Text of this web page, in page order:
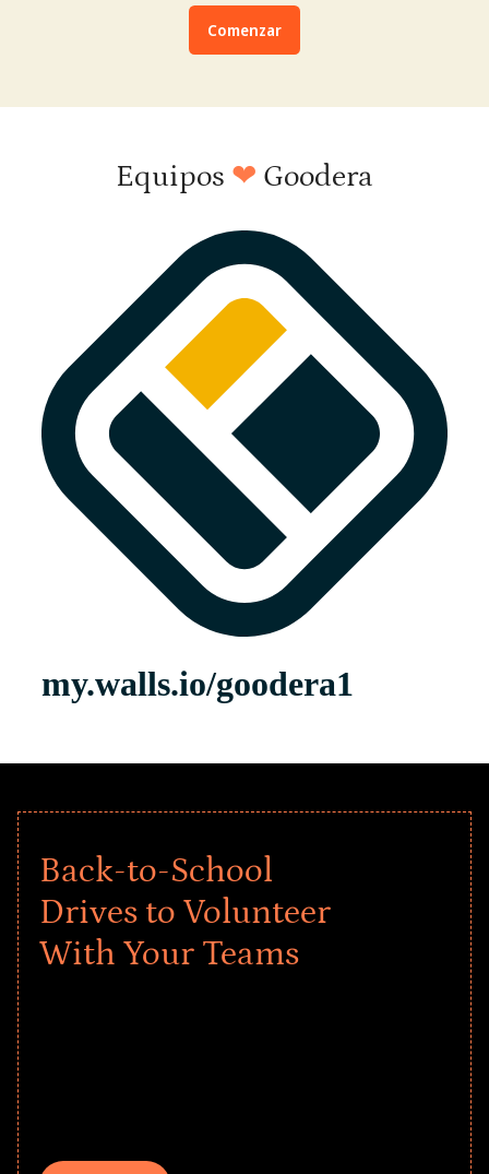
Comenzar
Equipos ❤ Goodera
Back-to-School
Drives to Volunteer
With Your Teams